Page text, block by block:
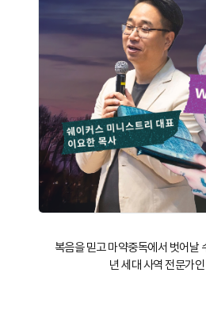
복음을 믿고 마약중독에서 벗어날
년 세대 사역 전문가